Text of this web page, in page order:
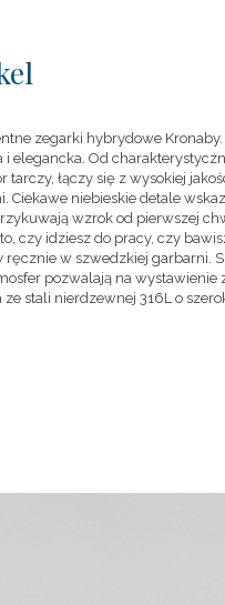
zegarki hybrydowe Kronaby.
i elegancka. Od
tarczy, łączy się z wysokiej
Ciekawe niebieskie detale
wzrok od pierwszej
czy idziesz do pracy, czy
ręcznie w szwedzkiej garbarni.
pozwalają na wystawienie
stali nierdzewnej 316L o